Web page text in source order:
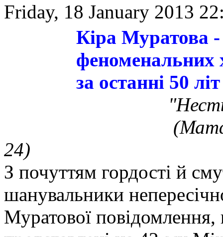
Friday, 18 January 2013
Кіра Муратова
феноменальних
за останні 50 літ
24)
З почуттям гордості й
шанувальники
Муратової повідомлення,